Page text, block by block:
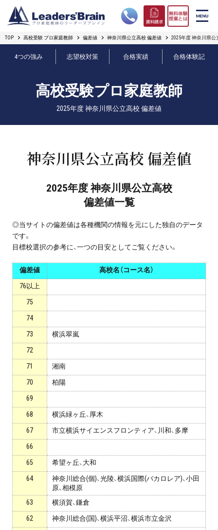
リーダーズブレインの強み
プロ教師紹介
プロ家庭教師の英検®対策
費用について
お申込みの流れ
よくある質問
採用情報
インフォメーション
会社概要
採用情報
プライバシーポリシー
免責事項・著作権等
TOP 高校受験 プロ家庭教師 偏差値 神奈川県公立高校 偏差値 2025年度 神奈川県公
4つの強み 志望校対策 合格実績 合格体験記
高校受験プロ家庭教師
2025年度 神奈川県公立高校 偏差値
神奈川県公立高校 偏差値
2025年度 神奈川県公立高校
偏差値一覧
◎当サイトの偏差値は各種機関の情報を元にした独自のデータ
です。
目標校選択の参考に、一つの目安としてご覧ください。
偏差値 高校名（コース名）
76以上
75
74
73 横浜翠嵐
72
71 湘南
70 柏陽
69
68 横浜緑ヶ丘、厚木
67 市立横浜サイエンスフロンティア、川和、多摩
66
65 希望ヶ丘、大和
64
神奈川総合(個)、光陵、横浜国際(バカロレア)、小田
原、相模原
63
横須賀、鎌倉
62 神奈川総合(国)、横浜平沼、横浜市立金沢